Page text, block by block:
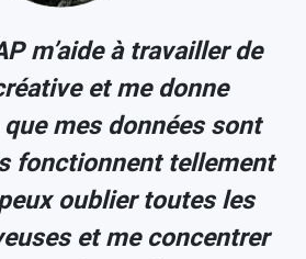
m’aide à travailler de
et me donne
mes données sont
fonctionnent tellement
oublier toutes les
et me concentrer